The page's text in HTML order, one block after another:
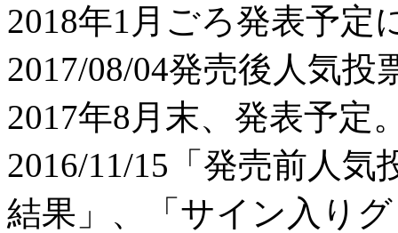
2018年1月ごろ発表予定
2017/08/04発売後人気投
2017年8月末、発表予定
2016/11/15 「発売前人
結果」、「サイン入り